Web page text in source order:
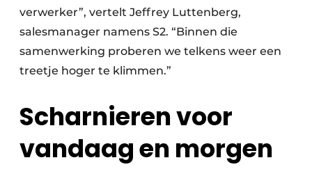
verwerker”, vertelt Jeffrey Luttenberg,
salesmanager namens S2. “Binnen die
samenwerking proberen we telkens weer een
treetje hoger te klimmen.”
Scharnieren voor
vandaag en morgen